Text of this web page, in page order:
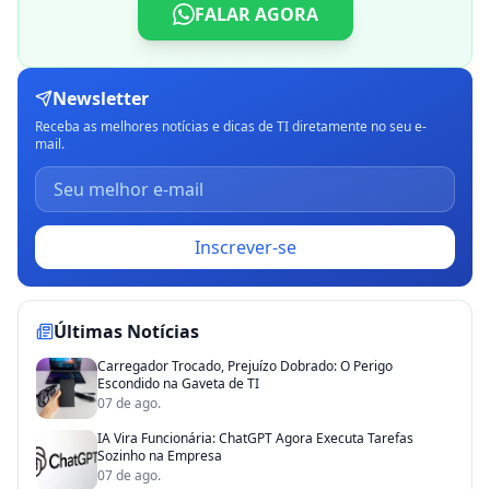
FALAR AGORA
Newsletter
Receba as melhores notícias e dicas de TI diretamente no seu e-
mail.
Inscrever-se
Últimas Notícias
Carregador Trocado, Prejuízo Dobrado: O Perigo
Escondido na Gaveta de TI
07 de ago.
IA Vira Funcionária: ChatGPT Agora Executa Tarefas
Sozinho na Empresa
07 de ago.